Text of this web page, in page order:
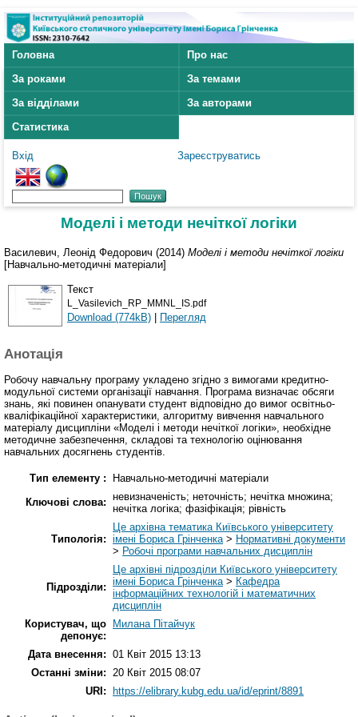
Головна
Про нас
За роками
За темами
За відділами
За авторами
Статистика
Вхід Зареєструватись
Моделі і методи нечіткої логіки
Василевич, Леонід Федорович (2014) Моделі і методи нечіткої логіки
[Навчально-методичні матеріали]
Текст
L_Vasilevich_RP_MMNL_IS.pdf
Download (774kB) | Перегляд
Анотація
Робочу навчальну програму укладено згідно з вимогами кредитно-
модульної системи організації навчання. Програма визначає обсяги
знань, які повинен опанувати студент відповідно до вимог освітньо-
кваліфікаційної характеристики, алгоритму вивчення навчального
матеріалу дисципліни «Моделі і методи нечіткої логіки», необхідне
методичне забезпечення, складові та технологію оцінювання
навчальних досягнень студентів.
Тип елементу :
Навчально-методичні матеріали
Ключові слова: невизначеність; неточність; нечітка множина;
нечітка логіка; фазіфікація; рівність
Типологія:
Це архівна тематика Київського університету
імені Бориса Грінченка> Нормативні документи
> Робочі програми навчальних дисциплін
Підрозділи:
Це архівні підрозділи Київського університету
імені Бориса Грінченка> Кафедра
інформаційних технологій і математичних
дисциплін
Користувач, що
депонує:
Милана Пітайчук
Дата внесення: 01 Квіт 2015 13:13
Останні зміни: 20 Квіт 2015 08:07
URI:
https://elibrary.kubg.edu.ua/id/eprint/8891